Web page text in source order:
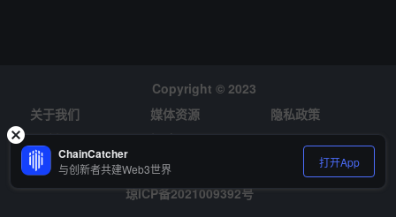
Copyright © 2023
关于我们
媒体资源
隐私政策
风险提示
招聘
琼ICP备2021009392号
ChainCatcher
与创新者共建Web3世界 打开App